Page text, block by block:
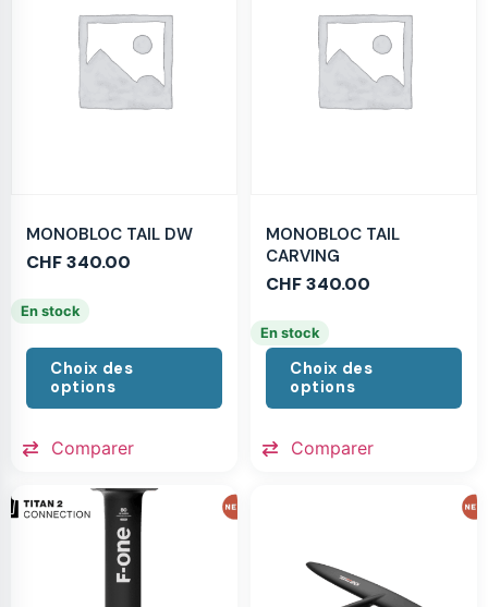
MONOBLOC TAIL DW
CHF340.00
En stock
Choix des
options
Comparer
MONOBLOC TAIL
CARVING
CHF340.00
En stock
Choix des
options
Comparer